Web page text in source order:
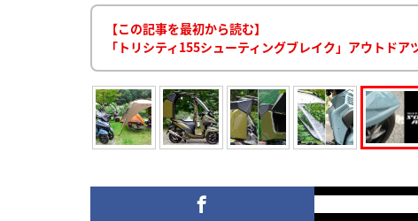
【この記事を最初から読む】
「トリシティ155シューティングブレイク」アウトド